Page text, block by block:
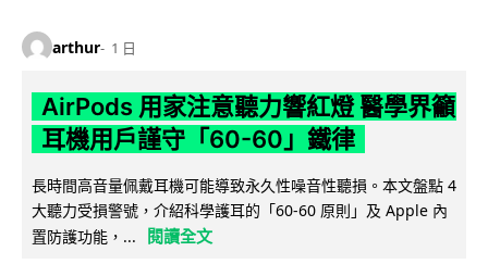
arthur 1 日
AirPods 用家注意聽力響紅燈 醫學界籲
耳機用戶謹守「60-60」鐵律
長時間高音量佩戴耳機可能導致永久性噪音性聽損。本文盤點 4
大聽力受損警號，介紹科學護耳的「60-60 原則」及 Apple 內
置防護功能，...
閱讀全文